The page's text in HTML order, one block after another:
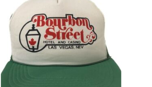
Añadir
lista de
deseos